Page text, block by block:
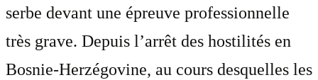
serbe devant une épreuve professionnelle
très grave. Depuis l’arrêt des hostilités en
Bosnie-Herzégovine, au cours desquelles les